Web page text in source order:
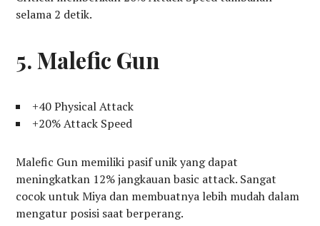
selama 2 detik.
5. Malefic Gun
+40 Physical Attack
+20% Attack Speed
Malefic Gun memiliki pasif unik yang dapat
meningkatkan 12% jangkauan basic attack. Sangat
cocok untuk Miya dan membuatnya lebih mudah dalam
mengatur posisi saat berperang.